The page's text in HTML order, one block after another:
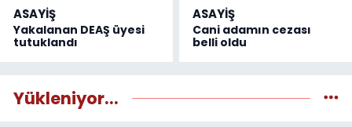
ASAYİŞ
Yakalanan DEAŞ üyesi
tutuklandı
ASAYİŞ
Cani adamın cezası
belli oldu
Yükleniyor...